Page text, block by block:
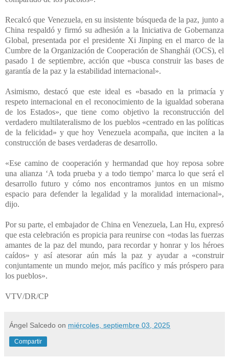
Recalcó que Venezuela, en su insistente búsqueda de la paz, junto a
China respaldó y firmó su adhesión a la Iniciativa de Gobernanza
Global, presentada por el presidente Xi Jinping en el marco de la
Cumbre de la Organización de Cooperación de Shanghái (OCS), el
pasado 1 de septiembre, acción que «busca construir las bases de
garantía de la paz y la estabilidad internacional».
Asimismo, destacó que este ideal es «basado en la primacía y
respeto internacional en el reconocimiento de la igualdad soberana
de los Estados», que tiene como objetivo la reconstrucción del
verdadero multilateralismo de los pueblos «centrado en las políticas
de la felicidad» y que hoy Venezuela acompaña, que inciten a la
construcción de bases verdaderas de desarrollo.
«Ese camino de cooperación y hermandad que hoy reposa sobre
una alianza ‘A toda prueba y a todo tiempo’ marca lo que será el
desarrollo futuro y cómo nos encontramos juntos en un mismo
espacio para defender la legalidad y la moralidad internacional»,
dijo.
Por su parte, el embajador de China en Venezuela, Lan Hu, expresó
que esta celebración es propicia para reunirse con «todas las fuerzas
amantes de la paz del mundo, para recordar y honrar y los héroes
caídos» y así atesorar aún más la paz y ayudar a «construir
conjuntamente un mundo mejor, más pacífico y más próspero para
los pueblos».
VTV/DR/CP
Ángel Salcedo on miércoles, septiembre 03, 2025
Compartir